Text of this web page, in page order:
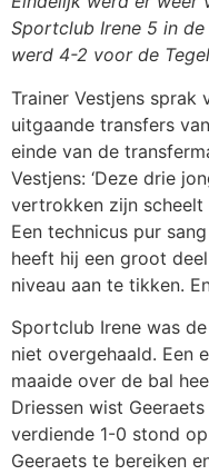
Sportclub Irene 5 in
werd 4-2 voor de
Trainer Vestjens
uitgaande transfers
einde van de
Vestjens: ‘Deze drie
vertrokken zijn scheelt
Een technicus pur
heeft hij een groot
niveau aan te tikken.
Sportclub Irene was
niet overgehaald. Een
maaide over de bal
Driessen wist
verdiende 1-0 stond
Geeraets te bereiken